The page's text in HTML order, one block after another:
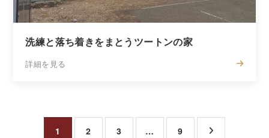
洗練と落ち着きをまとうツートンの家
詳細を見る
1 2 3 … 9